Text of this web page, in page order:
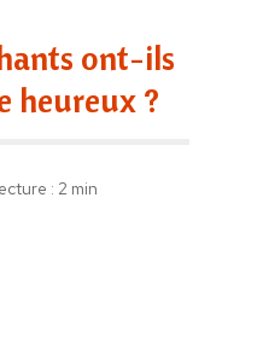
ont-ils
heureux ?
: 2 min